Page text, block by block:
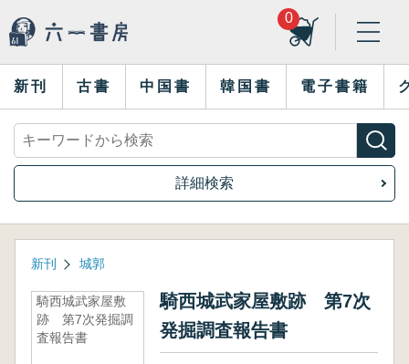
0
新刊 古書 中国書 韓国書 電子書籍
詳細検索
新刊 城郭
騎西城武家屋敷
跡 第7次発掘調
査報告書
騎西城武家屋敷跡 第7次
発掘調査報告書